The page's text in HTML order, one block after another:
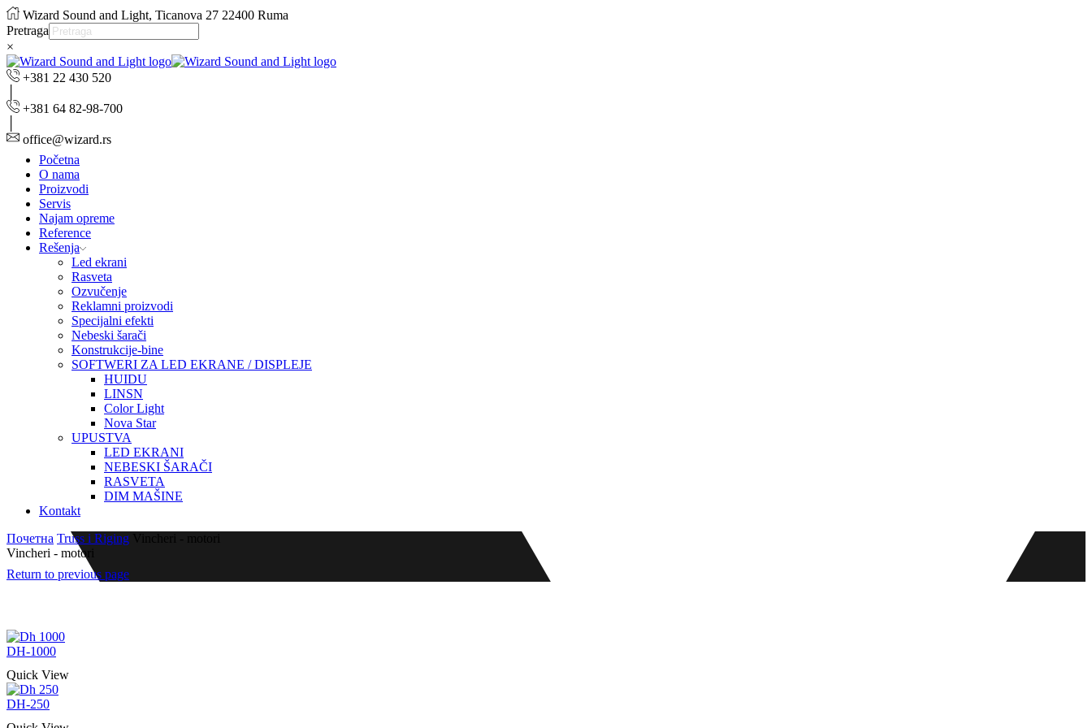
Wizard Sound and Light, Ticanova 27 22400 Ruma
Pretraga
×
+381 22 430 520
+381 64 82-98-700
office@wizard.rs
Početna
O nama
Proizvodi
Servis
Najam opreme
Reference
Rešenja
Led ekrani
Rasveta
Ozvučenje
Reklamni proizvodi
Specijalni efekti
Nebeski šarači
Konstrukcije-bine
SOFTWERI ZA LED EKRANE / DISPLEJE
HUIDU
LINSN
Color Light
Nova Star
UPUSTVA
LED EKRANI
NEBESKI ŠARAČI
RASVETA
DIM MAŠINE
Kontakt
Почетна Truss i Riging Vincheri - motori
Vincheri - motori
Return to previous page
DH-1000
Quick View
DH-250